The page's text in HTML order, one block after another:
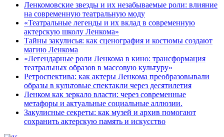
Ленкомовские звезды и их незабываемые роли: влияние
на современную театральную моду
«Театральные легенды и их вклад в современную
актерскую школу Ленкома»
Тайны закулисья: как сценография и костюмы создают
магию Ленкома
«Легендарные роли Ленкома в кино: трансформация
театральных образов в массовую культуру»
Ретроспектива: как актеры Ленкома преобразовывали
образы в культовые спектакли через десятилетия
Ленком как зеркало власти: через современные
метафоры и актуальные социальные аллюзии.
Закулисные секреты: как музей и архив помогают
сохранить актерскую память и искусство